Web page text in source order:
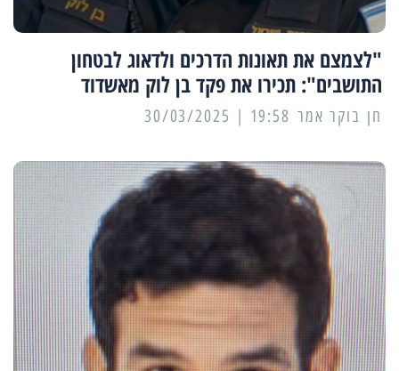
"לצמצם את תאונות הדרכים ולדאוג לבטחון
התושבים": תכירו את פקד בן לוק מאשדוד
19:58 | 30/03/2025